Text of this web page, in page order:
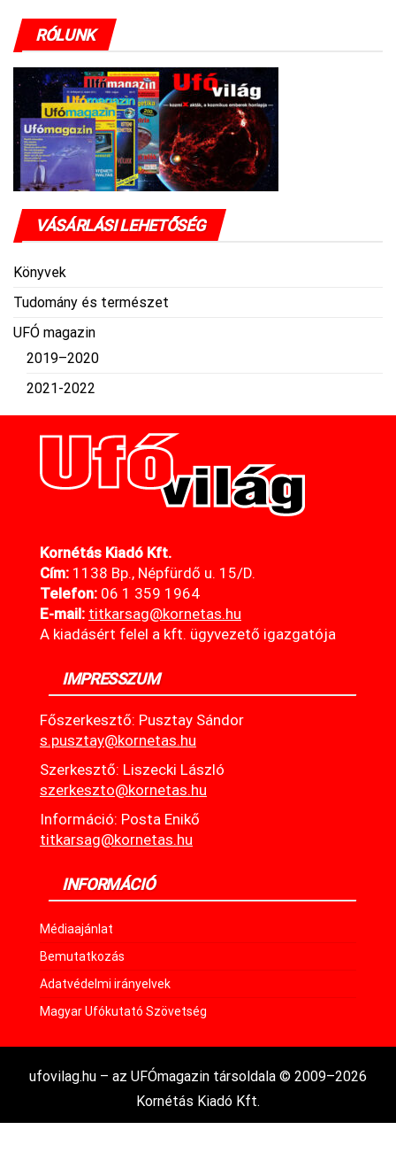
RÓLUNK
VÁSÁRLÁSI LEHETŐSÉG
Könyvek
Tudomány és természet
UFÓ magazin
2019–2020
2021-2022
Kornétás Kiadó Kft.
Cím: 1138 Bp., Népfürdő u. 15/D.
Telefon: 06 1 359 1964
E-mail: titkarsag@kornetas.hu
A kiadásért felel a kft. ügyvezető igazgatója
IMPRESSZUM
Főszerkesztő: Pusztay Sándor
s.pusztay@kornetas.hu
Szerkesztő: Liszecki László
szerkeszto@kornetas.hu
Információ: Posta Enikő
titkarsag@kornetas.hu
INFORMÁCIÓ
Médiaajánlat
Bemutatkozás
Adatvédelmi irányelvek
Magyar Ufókutató Szövetség
ufovilag.hu – az UFÓmagazin társoldala © 2009–2026
Kornétás Kiadó Kft.